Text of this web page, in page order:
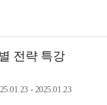
전략 특강
- 2025.01.23